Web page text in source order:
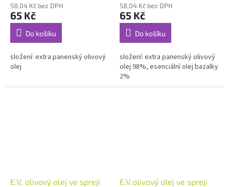
58,04 Kč bez DPH
65 Kč
Do košíku
složení: extra panenský olivový
olej
58,04 Kč bez DPH
65 Kč
Do košíku
složení: extra panenský olivový
olej 98%, esenciální olej bazalky
2%
E.V. olivový olej ve spreji
E.V.olivový olej ve spreji